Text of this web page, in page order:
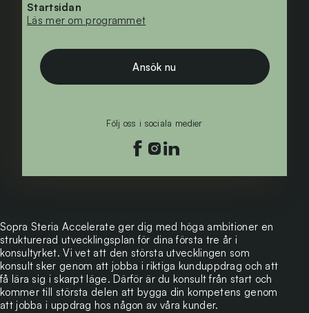
Sopra Steria Accelerate ger dig med höga ambitioner en
strukturerad utvecklingsplan för dina första tre år i
konsultyrket. Vi vet att den största utvecklingen som
konsult sker genom att jobba i riktiga kunduppdrag och att
få lära sig i skarpt läge. Därför är du konsult från start och
kommer till största delen att bygga din kompetens genom
att jobba i uppdrag hos någon av våra kunder.
Startsidan
Läs mer om programmet
Ansök nu
Följ oss i sociala medier
Följ oss på facebook
Följ oss på instagram
Följ oss på linkedin